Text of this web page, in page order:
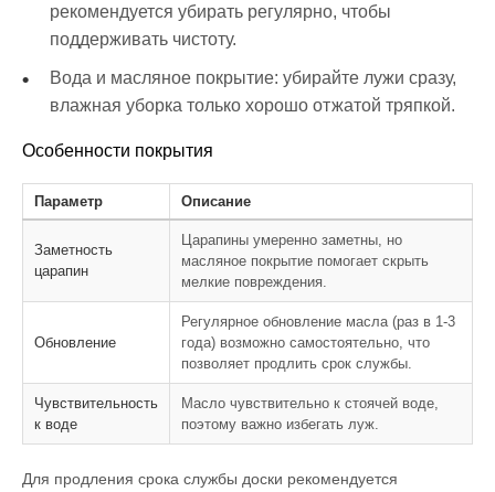
рекомендуется убирать регулярно, чтобы
поддерживать чистоту.
Вода и масляное покрытие: убирайте лужи сразу,
влажная уборка только хорошо отжатой тряпкой.
Особенности покрытия
Параметр Описание
Заметность
царапин
Царапины умеренно заметны, но
масляное покрытие помогает скрыть
мелкие повреждения.
Обновление
Регулярное обновление масла (раз в 1-3
года) возможно самостоятельно, что
позволяет продлить срок службы.
Чувствительность
к воде
Масло чувствительно к стоячей воде,
поэтому важно избегать луж.
Для продления срока службы доски рекомендуется